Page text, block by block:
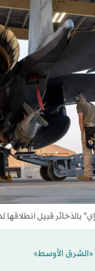
«الشرق الأوسط»